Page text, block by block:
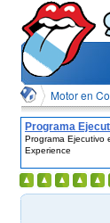
Motor en
Programa
Customer
Programa Ejecutivo
Experience